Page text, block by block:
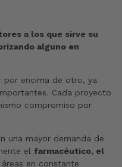
a los que sirve su
alguno en
por encima de otro, ya
Cada proyecto
compromiso por
una mayor demanda de
el farmacéutico, el
en constante